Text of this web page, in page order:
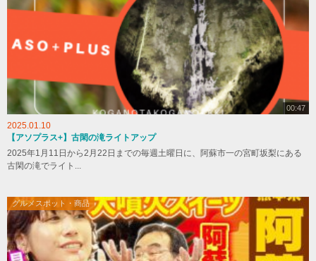
00:47
2025.01.10
【アソプラス+】古閑の滝ライトアップ
2025年1月11日から2月22日までの毎週土曜日に、阿蘇市一の宮町坂梨にある
古閑の滝でライト...
グルメスポット・商品